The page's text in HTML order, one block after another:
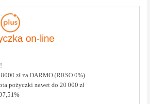
on-line
zł za DARMO (RRSO 0%)
pożyczki nawet do 20 000 zł